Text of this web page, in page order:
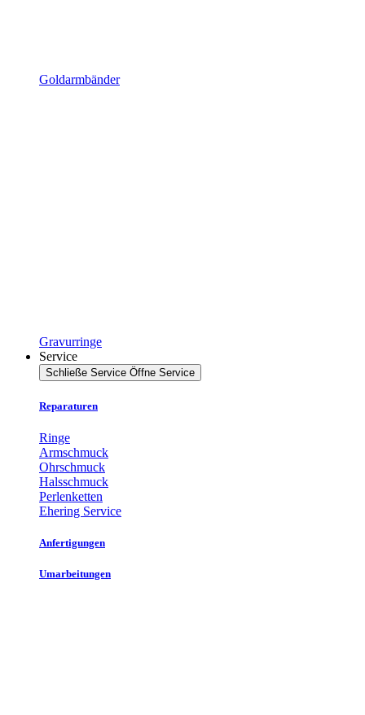
Goldarmbänder
Gravurringe
Service
Schließe Service Öffne Service
Reparaturen
Ringe
Armschmuck
Ohrschmuck
Halsschmuck
Perlenketten
Ehering Service
Anfertigungen
Umarbeitungen